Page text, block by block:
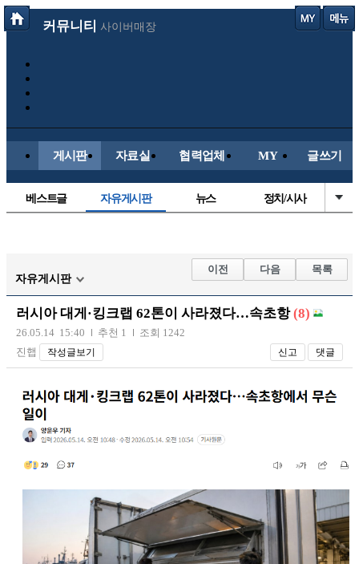
커뮤니티 사이버매장
게시판 자료실 협력업체 MY 글쓰기
베스트글 자유게시판 뉴스 정치/시사
해외축구
국내축구
자유게시판
이전 다음 목록
러시아 대게·킹크랩 62톤이 사라졌다…속초항 (8)
26.05.14 15:40 추천 1
조회 1242
진햅
작성글보기 신고 댓글